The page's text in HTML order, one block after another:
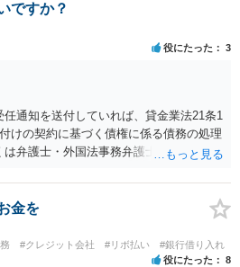
ですか？
役にたった 3
通知を送付していれば、貸金業法21条1
の契約に基づく債権に係る債務の処理
弁護士・外国法事務弁護士共同法人若
その処理のため必要な裁判所における
、弁護士等又は裁判所から書面によりそ
て、正当な理由がないのに、債務者等
達し、若しくはファクシミリ装置を用
により、当該債務を弁済することを要
金を
#クレジット会社 #リボ払い #銀行借り入れ
役にたった 8